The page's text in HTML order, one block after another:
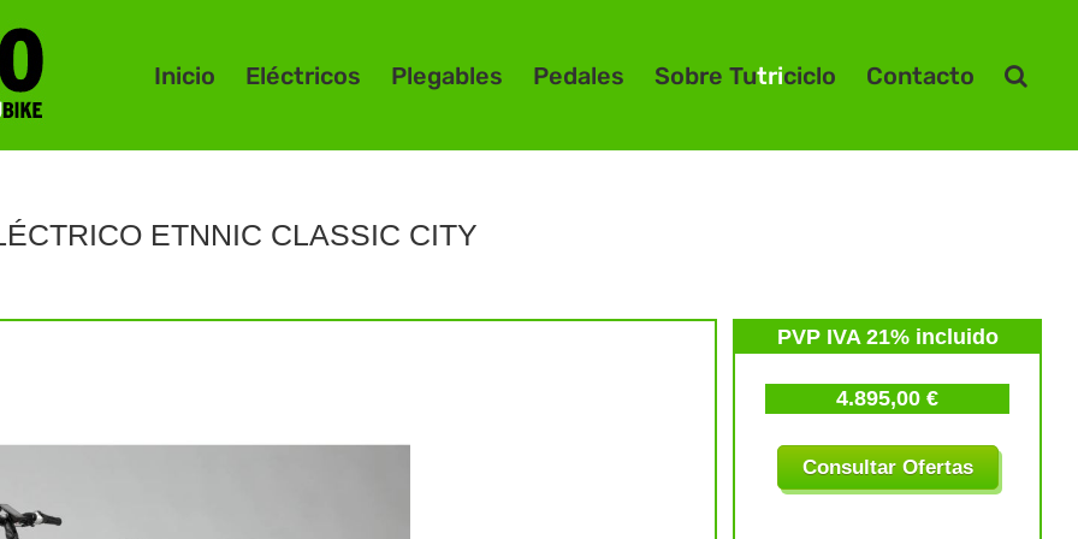
Inicio Eléctricos Plegables Pedales Sobre Tutriciclo Contacto
ETNNIC CLASSIC CITY
PVP IVA 21% incluido
4.895,00 €
Consultar Ofertas